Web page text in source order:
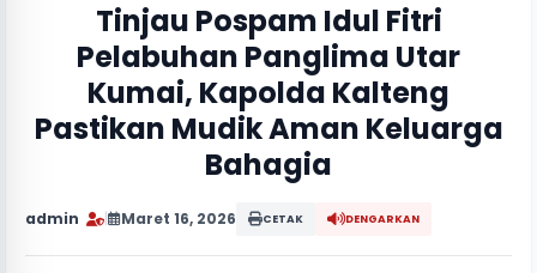
Tinjau Pospam Idul Fitri
Pelabuhan Panglima Utar
Kumai, Kapolda Kalteng
Pastikan Mudik Aman Keluarga
Bahagia
admin Maret 16, 2026 CETAK DENGARKAN